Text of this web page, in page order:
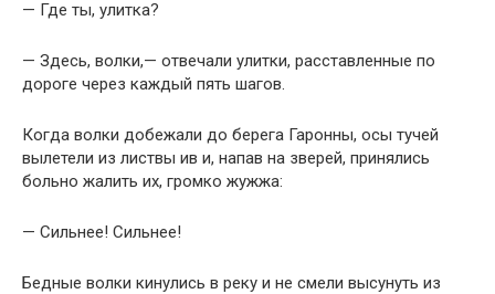
— Где ты, улитка?
— Здесь, волки,— отвечали улитки, расставленные по
дороге через каждый пять шагов.
Когда волки добежали до берега Гаронны, осы тучей
вылетели из листвы ив и, напав на зверей, принялись
больно жалить их, громко жужжа:
— Сильнее! Сильнее!
Бедные волки кинулись в реку и не смели высунуть из